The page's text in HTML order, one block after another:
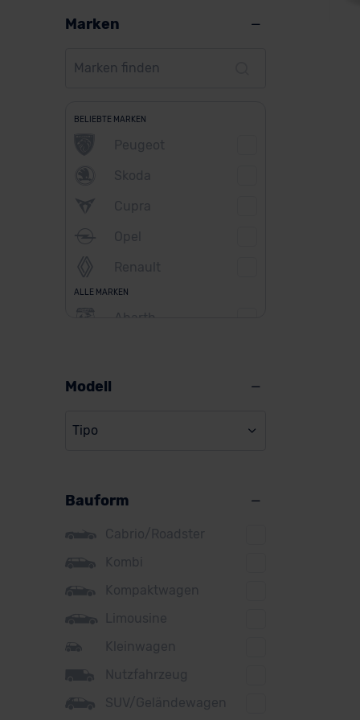
Marken
BELIEBTE MARKEN
Peugeot
Skoda
Cupra
Opel
Renault
ALLE MARKEN
Abarth
Citroen
Cupra
DS
Dacia
Fiat
Ford
Honda
Modell
Tipo
Bauform
Cabrio/Roadster
Kombi
Kompaktwagen
Limousine
Kleinwagen
Nutzfahrzeug
SUV/Geländewagen